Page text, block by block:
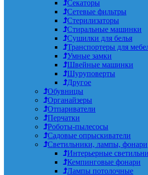
Секаторы
Сетевые фильтры
Стерилизаторы
Стиральные машинки
Сушилки для белья
Транспортеры для
Умные замки
Швейные машинки
Шуруповерты
Другое
Обувницы
Органайзеры
Отпариватели
Перчатки
Роботы-пылесосы
Садовые опрыскиватели
Светильники, лампы, фонари
Интерьерные
Кемпинговые фонари
Лампы потолочные